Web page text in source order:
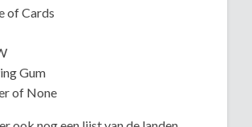
of Cards
Gum
of None